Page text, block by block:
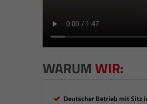
WARUMWIR:
Deutscher Betrieb mit Sitz